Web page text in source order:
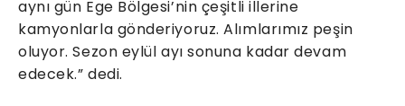
aynı gün Ege Bölgesi’nin çeşitli illerine
kamyonlarla gönderiyoruz. Alımlarımız peşin
oluyor. Sezon eylül ayı sonuna kadar devam
edecek.” dedi.